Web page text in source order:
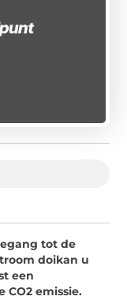
tot de
doikan u
een
CO2 emissie.